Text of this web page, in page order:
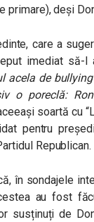
primare), deși
care a
imediat să-l
acela de
o poreclă:
soartă cu
pentru
Republican.
în sondajele
au fost
susținuți de